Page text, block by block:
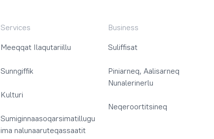
Services
Meeqqat Ilaqutariillu
Sunngiffik
Kulturi
Sumiginnaasoqarsimatillugu
ima nalunaaruteqassaatit
Business
Suliffisat
Piniarneq, Aalisarneq
Nunalerinerlu
Neqeroortitsineq